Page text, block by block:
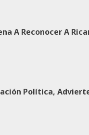
A Reconocer A
Política,